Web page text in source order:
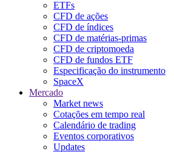
ETFs
CFD de ações
CFD de índices
CFD de matérias-primas
CFD de criptomoeda
CFD de fundos ETF
Especificação do instrumento
SpaceX
Mercado
Market news
Cotações em tempo real
Calendário de trading
Eventos corporativos
Updates